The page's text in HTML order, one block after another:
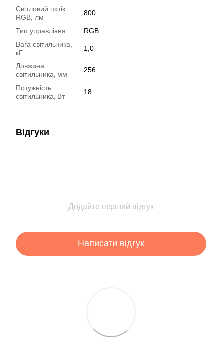
Світловий потік
RGB, лм
800
Тип управління
RGB
Вага світильника,
кГ
1,0
Довжина
світильника, мм
256
Потужність
світильника, Вт
18
Відгуки
Додайте перший відгук
Написати відгук